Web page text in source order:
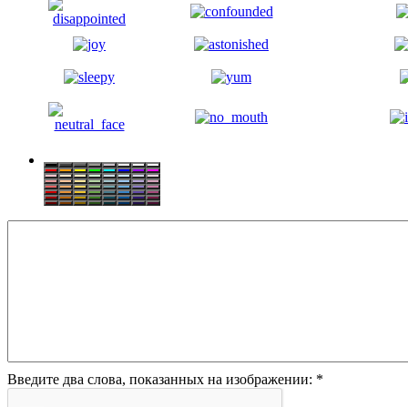
Введите два слова, показанных на изображении: *